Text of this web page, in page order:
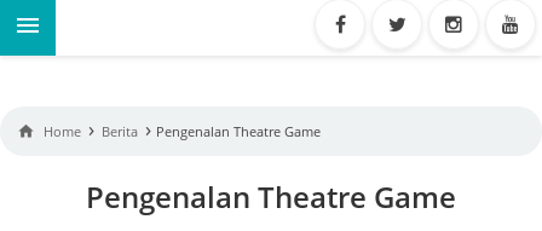

 Home › Berita › Pengenalan Theatre Game
Pengenalan Theatre Game